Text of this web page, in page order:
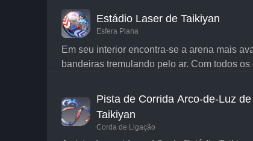
Estádio Laser de Taikiyan
Esfera Plana
Em seu interior encontra-se a arena mais
bandeiras tremulando pelo ar. Com todos
Pista de Corrida Arco-de-Luz de
Taikiyan
Corda de Ligação